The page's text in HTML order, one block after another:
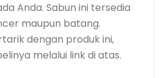
Anda. Sabun ini tersedia
maupun batang.
dengan produk ini,
melalui link di atas.